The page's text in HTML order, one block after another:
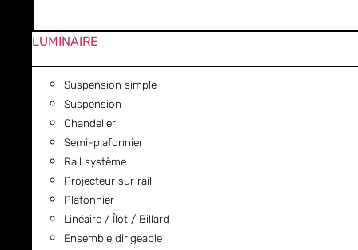
LUMINAIRE
Suspension simple
Suspension
Chandelier
Semi-plafonnier
Rail système
Projecteur sur rail
Plafonnier
Linéaire / Îlot / Billard
Ensemble dirigeable